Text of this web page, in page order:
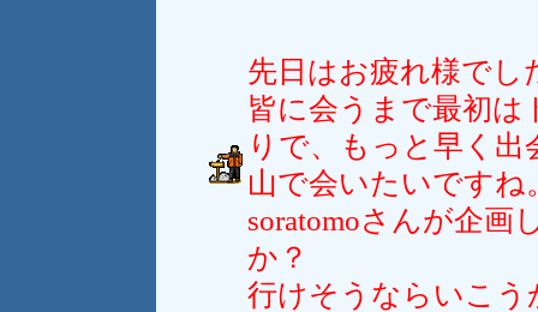
先日はお疲れ様で
皆に会うまで最初
りで、もっと早く
山で会いたいですね
soratomoさんが企
か？
行けそうならいこう